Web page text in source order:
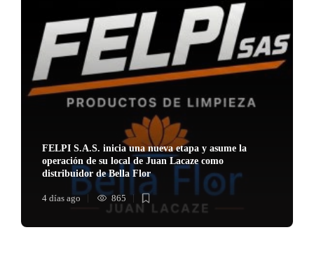
FELPI S.A.S. inicia una nueva etapa y asume la
operación de su local de Juan Lacaze como
distribuidor de Bella Flor
4 días ago 865